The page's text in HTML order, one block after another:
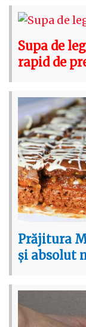
Supa de
rapid de
Prăjitura
și absolut